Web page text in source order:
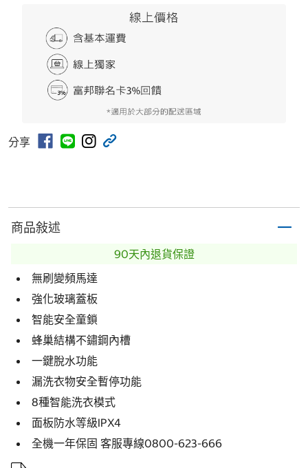
分享
商品敍述
90天內退貨保證
無刷變頻馬達
強化玻璃蓋板
智能安全童鎖
蜂巢結構不鏽鋼內槽
一鍵脫水功能
漏洗衣物安全暫停功能
8種智能洗衣模式
面板防水等級IPX4
全機一年保固 客服專線0800-623-666